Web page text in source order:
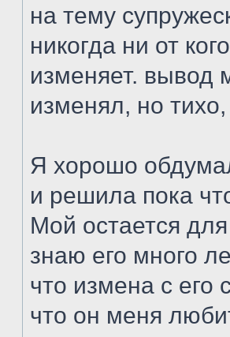
на тему
никогда ни от
изменяет. вывод
изменял, но
Я хорошо
и решила пока
Мой остается
знаю его много
что измена с его
что он меня